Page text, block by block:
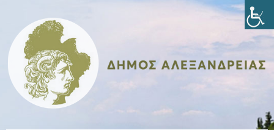
content
sidebar
sidebar
footer